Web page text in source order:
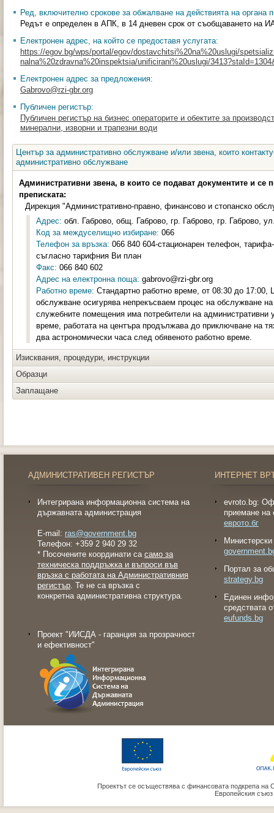
Ред, включително срокове за обжалване на действията на органа
Редът е определен в АПК, в 14 дневен срок от съобщаването на
Електронен адрес, на който се предоставя услугата:
https://egov.bg/wps/portal/egov/dostavchitsi%20na%20uslugi/
nalna%20zdravna%20inspektsia/unificirani%20uslugi/
Електронен адрес за предложения:
Gabrovo@rzi-gbr.org
Публичен регистър:
Публичен регистър на бизнес операторите и обектите за
минерални, изворни и трапезни води
Център за административно обслужване и/или звена, които
административно обслужване
Административни звена, в които се подават документите и се
преписката:
Дирекция "Административно-правно, финансово и стопанско
Адрес: обл. Габрово, общ. Габрово, гр. Габрово, гр. Габрово,
Код за междуселищно избиране: 066
Телефон за връзка: 066 840 604-стационарен телефон,
съгласно тарифния Ви план
Факс: 066 840 602
Адрес на електронна поща: gabrovo@rzi-gbr.org
Работно време: Стандартно работно време, от 08:30 до 17:00,
обслужване осигурява непрекъсваем процес на обслужване
служебните помещения има потребители на административни
време, работата на центъра продължава до приключване на
два астрономически часа след обявеното работно време.
Изисквания, процедури, инструкции
Образци
Заплащане
АДМИНИСТРАТИВЕН РЕГИСТЪР
Интегрирана информационна система на
държавната администрация
E-mail: ras@government.bg
Телефон: +359 2 940 29 32
* Посочените координати са само за
техническа поддръжка и въпроси във
връзка с работата на Административния
регистър. Те не са връзка с
конкретна административна структура.
Проект "ИИСДА - гаранция за прозрачност
и ефективност"
ИНТЕРНЕТ
evroto.bg:
приемане на
еврото.бг
Портал за
strategy.bg
Eдинен
средствата
eufunds.bg
Проектът се осъществява с финансовата подкрепа на
Европейския